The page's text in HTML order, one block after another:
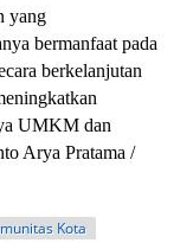
yang
bermanfaat pada
berkelanjutan
UMKM dan
Arya Pratama /
Kota